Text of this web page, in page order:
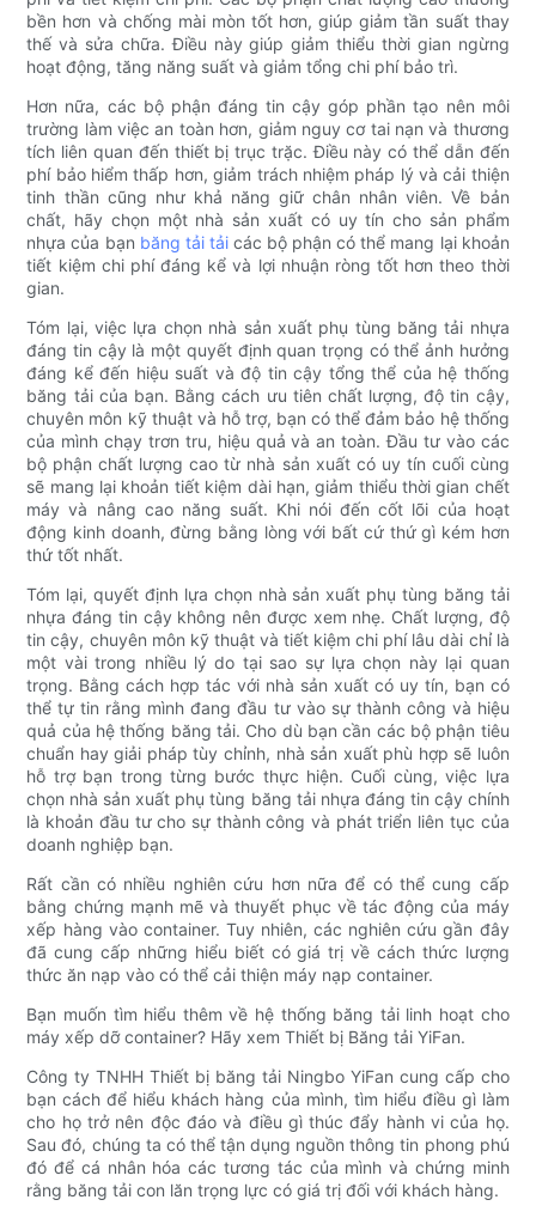
bền hơn và chống mài mòn tốt hơn, giúp giảm tần suất thay
thế và sửa chữa. Điều này giúp giảm thiểu thời gian ngừng
hoạt động, tăng năng suất và giảm tổng chi phí bảo trì.
Hơn nữa, các bộ phận đáng tin cậy góp phần tạo nên môi
trường làm việc an toàn hơn, giảm nguy cơ tai nạn và thương
tích liên quan đến thiết bị trục trặc. Điều này có thể dẫn đến
phí bảo hiểm thấp hơn, giảm trách nhiệm pháp lý và cải thiện
tinh thần cũng như khả năng giữ chân nhân viên. Về bản
chất, hãy chọn một nhà sản xuất có uy tín cho sản phẩm
nhựa của bạn băng tải tải các bộ phận có thể mang lại khoản
tiết kiệm chi phí đáng kể và lợi nhuận ròng tốt hơn theo thời
gian.
Tóm lại, việc lựa chọn nhà sản xuất phụ tùng băng tải nhựa
đáng tin cậy là một quyết định quan trọng có thể ảnh hưởng
đáng kể đến hiệu suất và độ tin cậy tổng thể của hệ thống
băng tải của bạn. Bằng cách ưu tiên chất lượng, độ tin cậy,
chuyên môn kỹ thuật và hỗ trợ, bạn có thể đảm bảo hệ thống
của mình chạy trơn tru, hiệu quả và an toàn. Đầu tư vào các
bộ phận chất lượng cao từ nhà sản xuất có uy tín cuối cùng
sẽ mang lại khoản tiết kiệm dài hạn, giảm thiểu thời gian chết
máy và nâng cao năng suất. Khi nói đến cốt lõi của hoạt
động kinh doanh, đừng bằng lòng với bất cứ thứ gì kém hơn
thứ tốt nhất.
Tóm lại, quyết định lựa chọn nhà sản xuất phụ tùng băng tải
nhựa đáng tin cậy không nên được xem nhẹ. Chất lượng, độ
tin cậy, chuyên môn kỹ thuật và tiết kiệm chi phí lâu dài chỉ là
một vài trong nhiều lý do tại sao sự lựa chọn này lại quan
trọng. Bằng cách hợp tác với nhà sản xuất có uy tín, bạn có
thể tự tin rằng mình đang đầu tư vào sự thành công và hiệu
quả của hệ thống băng tải. Cho dù bạn cần các bộ phận tiêu
chuẩn hay giải pháp tùy chỉnh, nhà sản xuất phù hợp sẽ luôn
hỗ trợ bạn trong từng bước thực hiện. Cuối cùng, việc lựa
chọn nhà sản xuất phụ tùng băng tải nhựa đáng tin cậy chính
là khoản đầu tư cho sự thành công và phát triển liên tục của
doanh nghiệp bạn.
Rất cần có nhiều nghiên cứu hơn nữa để có thể cung cấp
bằng chứng mạnh mẽ và thuyết phục về tác động của máy
xếp hàng vào container. Tuy nhiên, các nghiên cứu gần đây
đã cung cấp những hiểu biết có giá trị về cách thức lượng
thức ăn nạp vào có thể cải thiện máy nạp container.
Bạn muốn tìm hiểu thêm về hệ thống băng tải linh hoạt cho
máy xếp dỡ container? Hãy xem Thiết bị Băng tải YiFan.
Công ty TNHH Thiết bị băng tải Ningbo YiFan cung cấp cho
bạn cách để hiểu khách hàng của mình, tìm hiểu điều gì làm
cho họ trở nên độc đáo và điều gì thúc đẩy hành vi của họ.
Sau đó, chúng ta có thể tận dụng nguồn thông tin phong phú
đó để cá nhân hóa các tương tác của mình và chứng minh
rằng băng tải con lăn trọng lực có giá trị đối với khách hàng.